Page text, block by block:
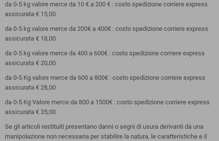
da 0-5 kg valore merce da 10 € a 200 € : costo spedizione corriere express
assicurata € 15,00
da 0-5 kg valore merce da 200€ a 400€ : costo spedizione corriere express
assicurata € 18,00
da 0-5 kg valore merce da 400 a 600€ : costo spedizione corriere express
assicurata € 20,00
da 0-5 Kg valore merce da 600 a 800€ : costo spedizione corriere express
assicurata € 28,00
da 0-5 Kg Valore merce da 800 a 1500€ : costo spedizione corriere express
assicurata € 35,00
Se gli articoli restituiti presentano danni o segni di usura derivanti da una
manipolazione non necessaria per stabilire la natura, le caratteristiche e il